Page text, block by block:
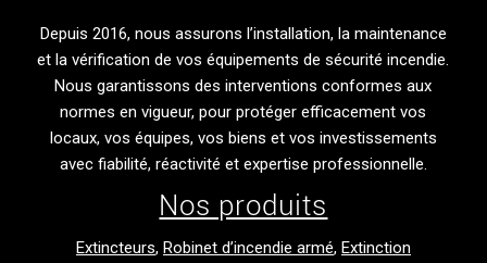
Depuis 2016, nous assurons l’installation, la maintenance
et la vérification de vos équipements de sécurité incendie.
Nous garantissons des interventions conformes aux
normes en vigueur, pour protéger efficacement vos
locaux, vos équipes, vos biens et vos investissements
avec fiabilité, réactivité et expertise professionnelle.
Nos produits
Extincteurs, Robinet d’incendie armé, Extinction